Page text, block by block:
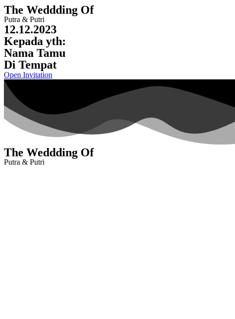
The Weddding Of
Putra & Putri
12.12.2023
Kepada yth:
Nama Tamu
Di Tempat
Open Invitation
The Weddding Of
Putra & Putri